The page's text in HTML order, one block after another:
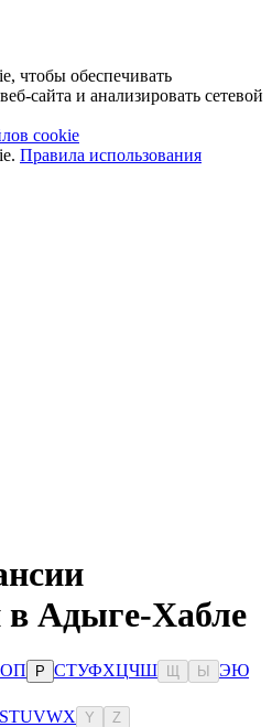
чтобы обеспечивать
сайта и анализировать сетевой
cookie
Правила использования
в Адыге-Хабле
ОП Р СТУФХЦЧШ Ы ЭЮ
STUVWX Y Z